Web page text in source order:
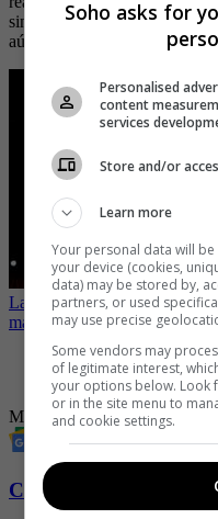
sino que también deja claro
aún mucho que decir.
La gran noche del cine: Los
marzo
-Nuevas caras para el
-The Last of Us:
Max
HBO HBO Max
Conozca más de Soho
Soho asks for
Personalised
content
services
Store and/or
Learn more
Your personal data will
your device (cookies,
data) may be stored by,
partners, or used
may use precise
Some vendors may
of legitimate interest,
your options below. Look
or in the site menu to
and cookie settings.